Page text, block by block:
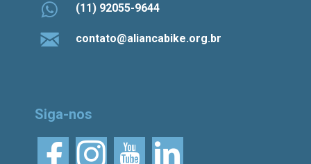
(11) 92055-9644
contato@aliancabike.org.br
Siga-nos